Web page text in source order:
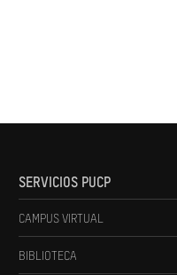
SERVICIOS PUCP
CAMPUS VIRTUAL
BIBLIOTECA